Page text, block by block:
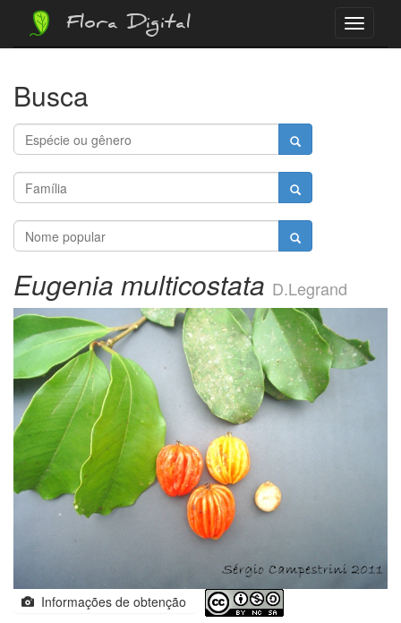
Menu
Flora Digital
Busca
Eugenia multicostata D.Legrand
Informações de obtenção